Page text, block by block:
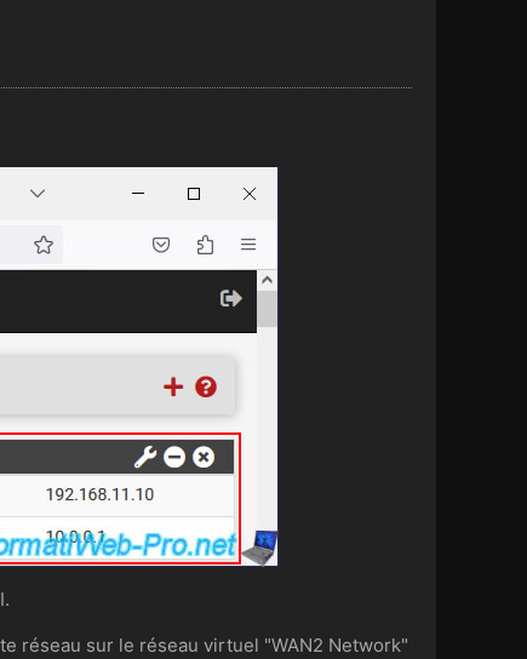
réseau sur le réseau virtuel "WAN2 Network"